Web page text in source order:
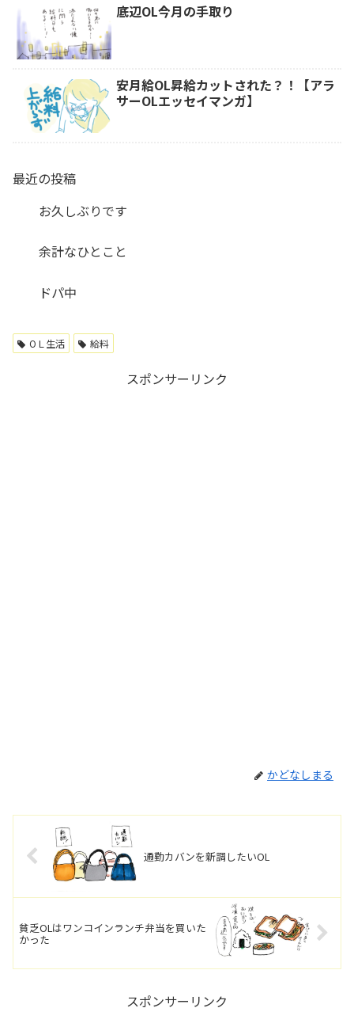
底辺OL今月の手取り
安月給OL昇給カットされた？！【アラ
サーOLエッセイマンガ】
最近の投稿
お久しぶりです
余計なひとこと
ドパ中
OＬ生活 給料
スポンサーリンク
かどなしまる
通勤カバンを新調したいOL
貧乏OLはワンコインランチ弁当を買いた
かった
スポンサーリンク